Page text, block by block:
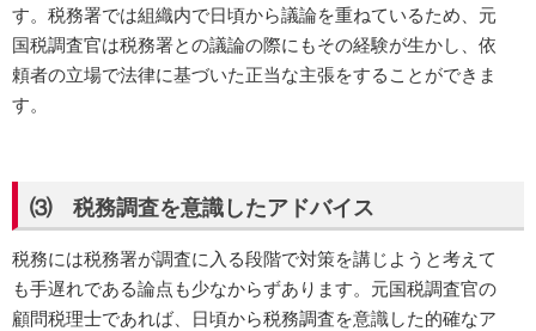
す。税務署では組織内で日頃から議論を重ねているため、元
国税調査官は税務署との議論の際にもその経験が生かし、依
頼者の立場で法律に基づいた正当な主張をすることができま
す。
⑶ 税務調査を意識したアドバイス
税務には税務署が調査に入る段階で対策を講じようと考えて
も手遅れである論点も少なからずあります。元国税調査官の
顧問税理士であれば、日頃から税務調査を意識した的確なア